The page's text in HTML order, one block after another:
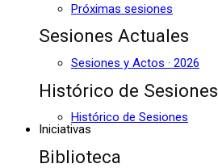
Próximas sesiones
Sesiones Actuales
Sesiones y Actos · 2026
Histórico de Sesiones
Histórico de Sesiones
Iniciativas
Biblioteca